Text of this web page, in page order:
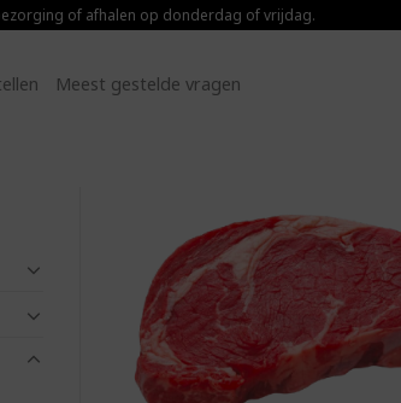
of afhalen op donderdag of vrijdag.
Meest gestelde vragen